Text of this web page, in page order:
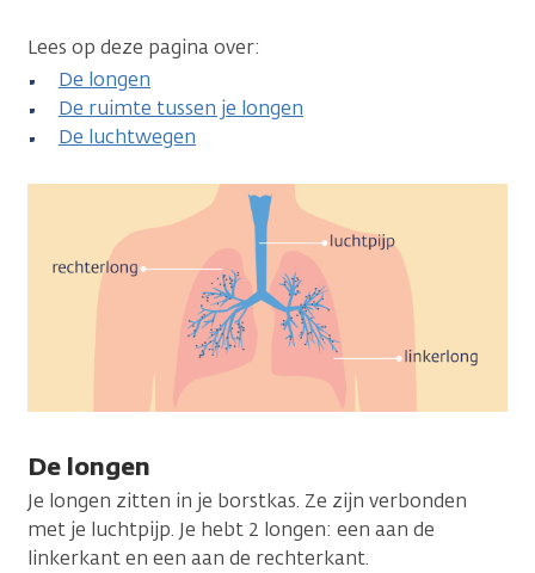
Lees op deze pagina over:
De longen
De ruimte tussen je longen
De luchtwegen
De longen
Je longen zitten in je borstkas. Ze zijn verbonden
met je luchtpijp. Je hebt 2 longen: een aan de
linkerkant en een aan de rechterkant.